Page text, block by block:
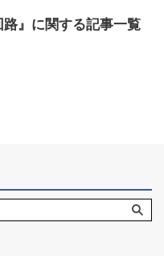
路』に関する記事一覧